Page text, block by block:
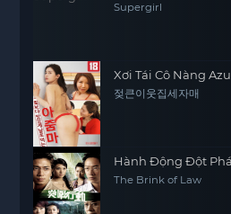
Supergirl
Xơi Tái Cô Nàng
젖큰이웃집세자매
Hành Động Đột Phá
The Brink of Law